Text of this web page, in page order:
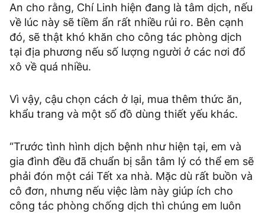
An cho rằng, Chí Linh hiện đang là tâm dịch, nếu
về lúc này sẽ tiềm ẩn rất nhiều rủi ro. Bên cạnh
đó, sẽ thật khó khăn cho công tác phòng dịch
tại địa phương nếu số lượng người ở các nơi đổ
xô về quá nhiều.
Vì vậy, cậu chọn cách ở lại, mua thêm thức ăn,
khẩu trang và một số đồ dùng thiết yếu khác.
“Trước tình hình dịch bệnh như hiện tại, em và
gia đình đều đã chuẩn bị sẵn tâm lý có thể em sẽ
phải đón một cái Tết xa nhà. Mặc dù rất buồn và
cô đơn, nhưng nếu việc làm này giúp ích cho
công tác phòng chống dịch thì chúng em luôn